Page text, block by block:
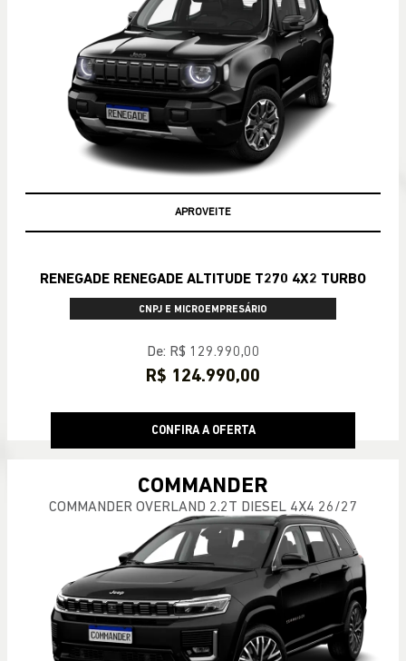
APROVEITE
RENEGADE RENEGADE ALTITUDE T270 4X2 TURBO
CNPJ E MICROEMPRESÁRIO
De: R$ 129.990,00
R$ 124.990,00
CONFIRA A OFERTA
COMMANDER
COMMANDER OVERLAND 2.2T DIESEL 4X4 26/27